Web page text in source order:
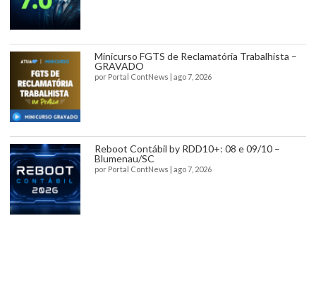
Minicurso FGTS de Reclamatória Trabalhista –
GRAVADO
por Portal ContNews ago 7, 2026
Reboot Contábil by RDD10+: 08 e 09/10 –
Blumenau/SC
por Portal ContNews ago 7, 2026